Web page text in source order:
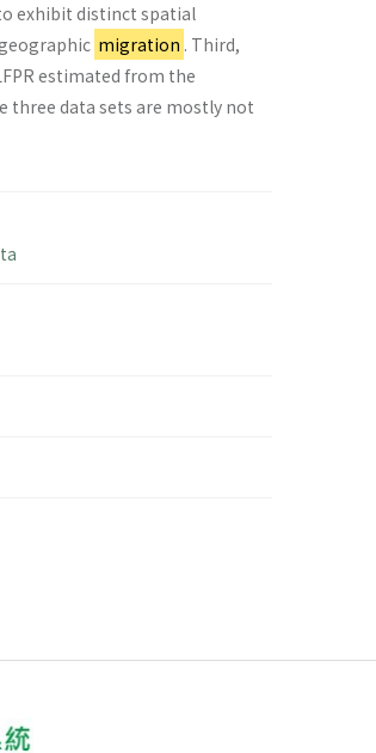
exhibit distinct spatial
migration . Third,
estimated from the
three data sets are mostly not